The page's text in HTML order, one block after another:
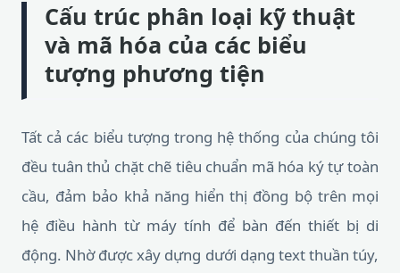
Cấu trúc phân loại kỹ thuật
và mã hóa của các biểu
tượng phương tiện
Tất cả các biểu tượng trong hệ thống của chúng tôi
đều tuân thủ chặt chẽ tiêu chuẩn mã hóa ký tự toàn
cầu, đảm bảo khả năng hiển thị đồng bộ trên mọi
hệ điều hành từ máy tính để bàn đến thiết bị di
động. Nhờ được xây dựng dưới dạng text thuần túy,